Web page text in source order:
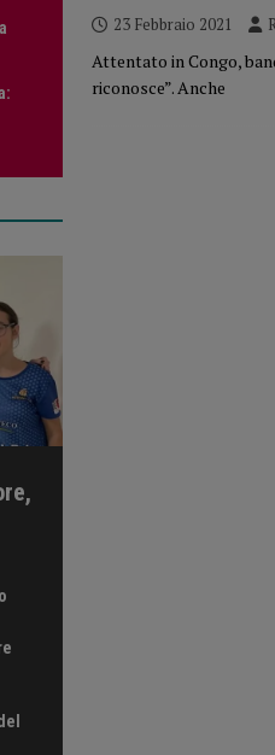
23 Febbraio 2021
Attentato in Congo,
riconosce”. Anche